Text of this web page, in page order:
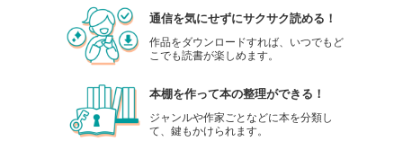
通信を気にせずにサクサク読める！
作品をダウンロードすれば、いつでもど
こでも読書が楽しめます。
本棚を作って本の整理ができる！
ジャンルや作家ごとなどに本を分類し
て、鍵もかけられます。